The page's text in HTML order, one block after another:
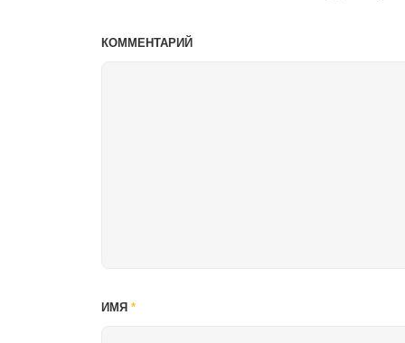
КОММЕНТАРИЙ
ИМЯ *